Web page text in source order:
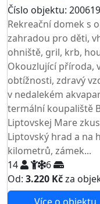
Číslo objektu:
Rekreační domek s
zahradou pro děti,
ohniště, gril, krb,
Okouzlující příroda,
obtížnosti, zdravý
v nedalekém
termální koupaliště
Liptovskej Mare
Liptovský hrad a na
kilometrů, zámek...
14
6
Od: 3.220 Kčza